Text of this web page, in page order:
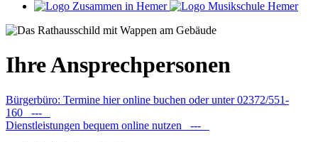
Ihre Ansprechpersonen
Bürgerbüro: Termine hier online buchen oder unter 02372/551-
160 ---
Dienstleistungen bequem online nutzen ---